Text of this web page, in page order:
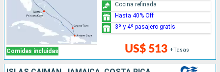
Comidas incluidas US$ 513 +Tasas
Cocina refinada
Hasta 40% Off
3º y 4º pasajero gratis